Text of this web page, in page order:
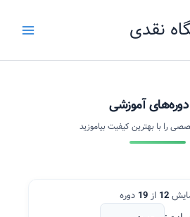
نقدی
آموزشی
را با بهترین کیفیت بیاموزید
12 از19 دوره